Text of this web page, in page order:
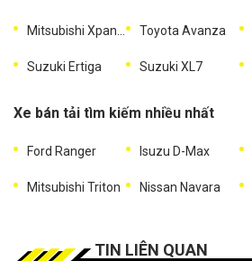
Toyota Avanza
Suzuki Ertiga Suzuki XL7
Xe bán tải tìm kiếm nhiều nhất
Ford Ranger Isuzu D-Max
Mitsubishi Triton Nissan Navara
TIN LIÊN QUAN